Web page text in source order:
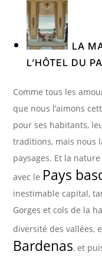
LA
L’HÔTEL DU
Comme tous les
que nous l’aimons
pour ses habitants,
traditions, mais nous
paysages. Et la
avec le Pays
inestimable capital,
Gorges et cols de la
diversité des vallées,
Bardenas, et